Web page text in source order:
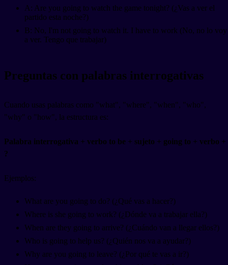
A: Are you going to watch the game tonight? (¿Vas a ver el
partido esta noche?)
B: No, I'm not going to watch it. I have to work (No, no lo voy
a ver. Tengo que trabajar)
Preguntas con palabras interrogativas
Cuando usas palabras como "what", "where", "when", "who",
"why" o "how", la estructura es:
Palabra interrogativa + verbo to be + sujeto + going to + verbo +
?
Ejemplos:
What are you going to do? (¿Qué vas a hacer?)
Where is she going to work? (¿Dónde va a trabajar ella?)
When are they going to arrive? (¿Cuándo van a llegar ellos?)
Who is going to help us? (¿Quién nos va a ayudar?)
Why are you going to leave? (¿Por qué te vas a ir?)